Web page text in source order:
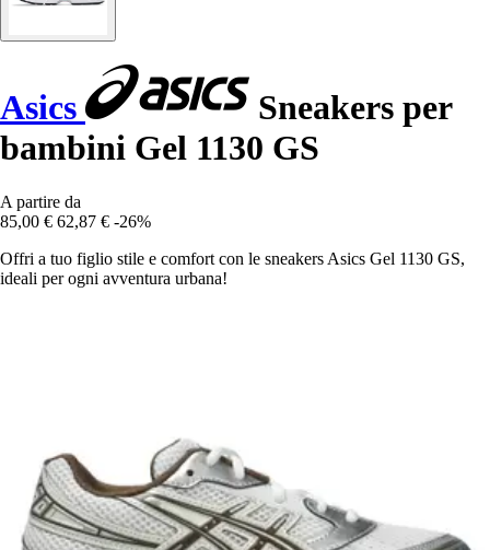
Asics
Sneakers per
bambini Gel 1130 GS
A partire da
85,00 € 62,87 € -26%
Offri a tuo figlio stile e comfort con le sneakers Asics Gel 1130 GS,
ideali per ogni avventura urbana!